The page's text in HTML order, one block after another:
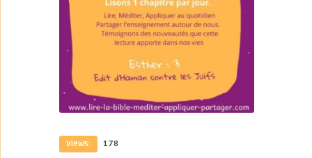
Views: 178